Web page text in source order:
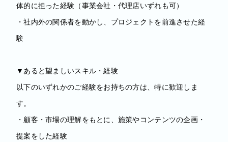
体的に担った経験（事業会社・代理店いずれも可）
・社内外の関係者を動かし、プロジェクトを前進させた経
験
▼あると望ましいスキル・経験
以下のいずれかのご経験をお持ちの方は、特に歓迎しま
す。
・顧客・市場の理解をもとに、施策やコンテンツの企画・
提案をした経験